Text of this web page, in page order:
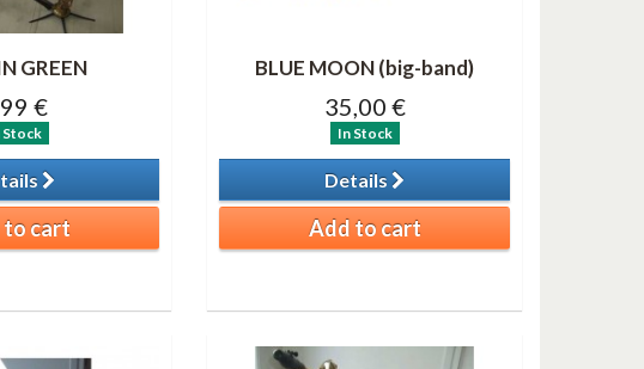
GREEN
€
Stock
to cart
BLUE MOON (big-band)
35,00 €
In Stock
Details
Add to cart